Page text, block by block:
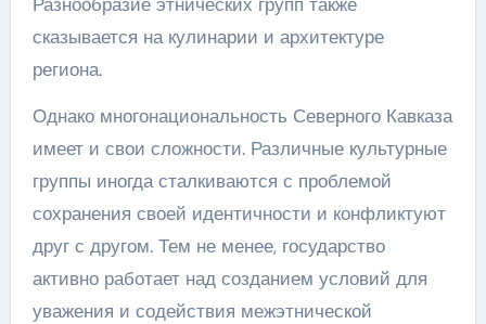
сказывается на кулинарии и архитектуре
региона.
Однако многонациональность Северного Кавказа
имеет и свои сложности. Различные культурные
группы иногда сталкиваются с проблемой
сохранения своей идентичности и конфликтуют
друг с другом. Тем не менее, государство
активно работает над созданием условий для
уважения и содействия межэтнической